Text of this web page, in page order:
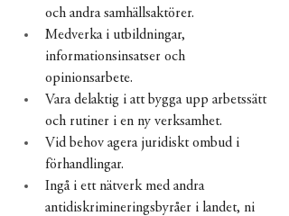
och andra samhällsaktörer.
Medverka i utbildningar,
informationsinsatser och
opinionsarbete.
Vara delaktig i att bygga upp arbetssätt
och rutiner i en ny verksamhet.
Vid behov agera juridiskt ombud i
förhandlingar.
Ingå i ett nätverk med andra
antidiskrimineringsbyråer i landet, ni